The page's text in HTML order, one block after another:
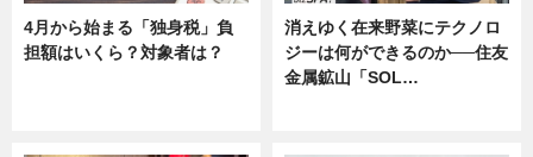
4月から始まる「独身税」負
担額はいくら？対象者は？
消えゆく在来野菜にテクノロ
ジーは何ができるのか──住友
金属鉱山「SOL…